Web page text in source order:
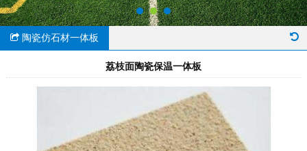
陶瓷仿石材一体板
荔枝面陶瓷保温一体板